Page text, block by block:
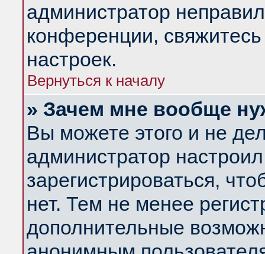
администратор
конференции,
настроек.
Вернуться к началу
» Зачем мне вообще
Вы можете этого и не
администратор
зарегистрироваться,
нет. Тем не менее
дополнительные